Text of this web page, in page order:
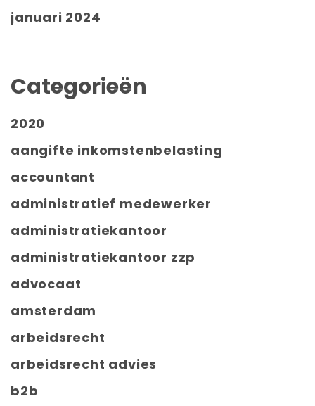
januari 2024
Categorieën
2020
aangifte inkomstenbelasting
accountant
administratief medewerker
administratiekantoor
administratiekantoor zzp
advocaat
amsterdam
arbeidsrecht
arbeidsrecht advies
b2b